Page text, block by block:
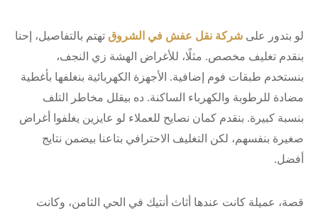
لو بتدور على شركة نقل عفش في الشروق تهتم بالتفاصيل، إحنا
بنقدم تغليف مخصص. مثلًا، للأغراض الهشة زي النجف،
بنستخدم طبقات فوم إضافية. الأجهزة الكهربائية بنغلفها بأغطية
مضادة للرطوبة والكهرباء الساكنة. ده بيقلل مخاطر التلف
بنسبة كبيرة. بنقدم كمان نصايح للعملاء لو عايزين يغلفوا أغراض
صغيرة بنفسهم، لكن التغليف الاحترافي بتاعنا بيضمن نتايج
أفضل.
قصة، عميلة كانت عندها أثاث أنتيك في الحي الثامن، وكانت